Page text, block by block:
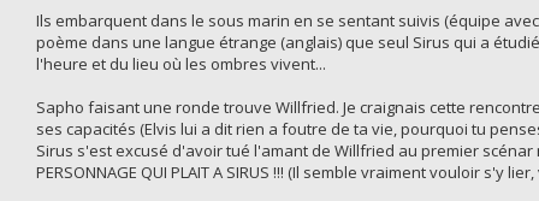
Ils embarquent dans le sous marin en se sentant suivis (équipe
poème dans une langue étrange (anglais) que seul Sirus qui a
l'heure et du lieu où les ombres vivent...
Sapho faisant une ronde trouve Willfried. Je craignais cette
ses capacités (Elvis lui a dit rien a foutre de ta vie, pourquoi tu
Sirus s'est excusé d'avoir tué l'amant de Willfried au premier
PERSONNAGE QUI PLAIT A SIRUS !!! (Il semble vraiment vouloir s'y